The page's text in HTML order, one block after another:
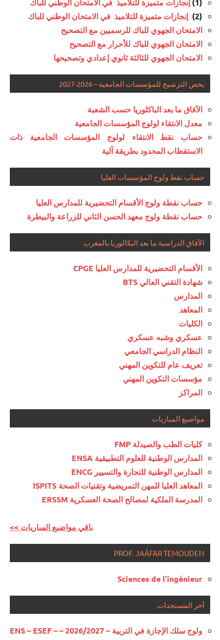
(1)
إنجازات متميزة للتلاميذ في الامتحان الوطني للباك
(2)
إنجازات متميزة للتلاميذ في الامتحان الوطني للباك
الامتحان الجهوي للباك للرسميين مع التصحيح
الامتحان الجهوي للباك للأحرار مع التصحيح
الامتحان الجهوي للثالثة ثانوي إعدادي وتصحيحها
يخص الترشيح للمؤسسات الجامعية – 2026-2027
الآفاق ما بعد الباكلوريا حسب الشعبة
معدل الانتقاء لولوج المؤسسات الجامعية
حساب نقط الانتقاء لولوج المؤسسات الجامعية ذات
الاستقطاب المحدود بطريقة آلية
حساب نقط ولوج المؤسسات العليا
حساب نقطة ولوج الأقسام التحضيرية للمدارس العليا
حساب نقطة ولوج معهد الحسن الثاني للزراعة والبيطرة
الآفاق الدراسية ما بعد البكالوريا بالمغرب
الأقسام التحضيرية للمدارس العليا CPGE
شهادة التقني العالي BTS
المدارس
المعاهد
الكليات
عسكري وشبه عسكري
النظام الدراسي الجامعي
تعريف عام للتكوين المهني
مؤسسات التكوين المهني
المراكز
مواضيع المباريات
كليات الطب والصيدلة FMP
المدارس الوطنية للعلوم التطبيقية ENSA
المدارس الوطنية للتجارة والتسيير ENCG
المعاهد العليا للمهن التمريضية وتقنيات الصحة ISPITS
المدرسة الملكية لمصالح الصحة العسكرية ERSSM
<< باقي مواضيع المباريات
PROF. JAÂFAR TEMOUDEN
Sciences de l’ingénieur
آخر المستجدات
ولوج سلك الإجازة في التربية – 2026/2027 – ENS – ESEF –